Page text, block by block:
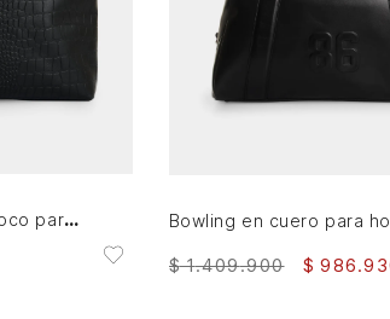
Shopping en cuero croco para hombre Rio Bowling en cuero para
$ 1.409.900 $ 986.